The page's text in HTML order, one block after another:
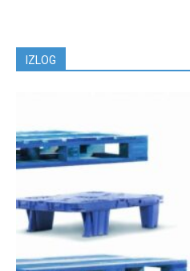
IZLOG